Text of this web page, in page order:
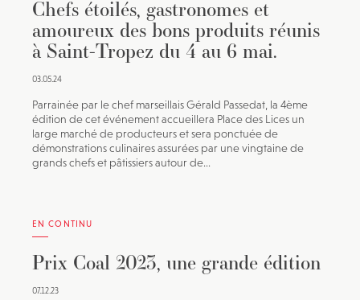
Chefs étoilés, gastronomes et
amoureux des bons produits réunis
à Saint-Tropez du 4 au 6 mai.
03.05.24
Parrainée par le chef marseillais Gérald Passedat, la 4ème
édition de cet événement accueillera Place des Lices un
large marché de producteurs et sera ponctuée de
démonstrations culinaires assurées par une vingtaine de
grands chefs et pâtissiers autour de...
EN CONTINU
Prix Coal 2023, une grande édition
07.12.23